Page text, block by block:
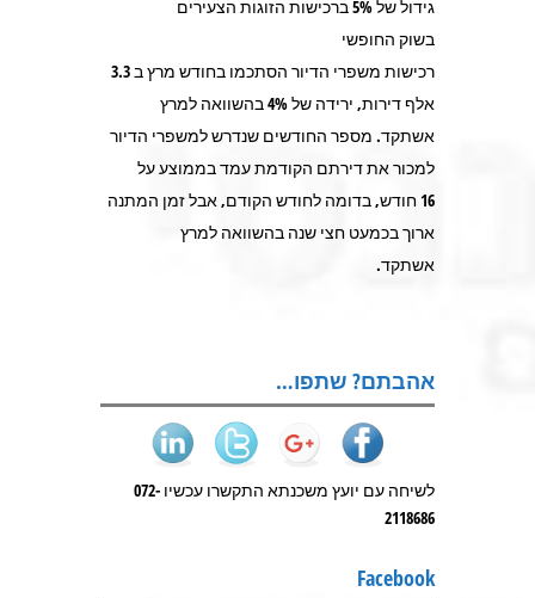
גידול של 5% ברכישות הזוגות הצעירים
בשוק החופשי
רכישות משפרי הדיור הסתכמו בחודש מרץ ב 3.3
אלף דירות, ירידה של 4% בהשוואה למרץ
אשתקד. מספר החודשים שנדרש למשפרי הדיור
למכור את דירתם הקודמת עמד בממוצע על
16 חודש, בדומה לחודש הקודם, אבל זמן המתנה
ארוך בכמעט חצי שנה בהשוואה למרץ
אשתקד.
אהבתם? שתפו…
לשיחה עם יועץ משכנתא התקשרו עכשיו 072-
2118686
Facebook